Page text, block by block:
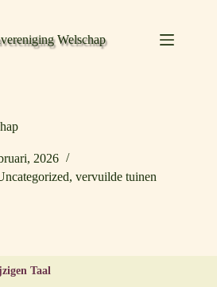
Welschap
2026
, vervuilde tuinen
Taal